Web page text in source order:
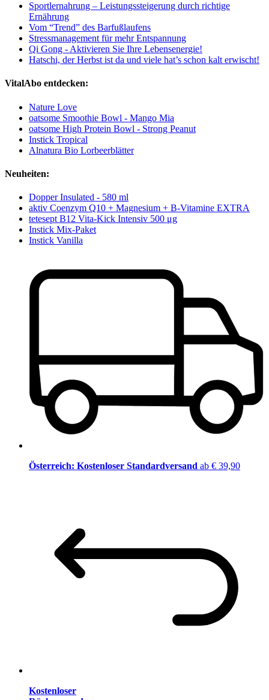
Sportlernahrung – Leistungssteigerung durch richtige
Ernährung
Vom “Trend” des Barfußlaufens
Stressmanagement für mehr Entspannung
Qi Gong - Aktivieren Sie Ihre Lebensenergie!
Hatschi, der Herbst ist da und viele hat’s schon kalt erwischt!
VitalAbo entdecken:
Nature Love
oatsome Smoothie Bowl - Mango Mia
oatsome High Protein Bowl - Strong Peanut
Instick Tropical
Alnatura Bio Lorbeerblätter
Neuheiten:
Dopper Insulated - 580 ml
aktiv Coenzym Q10 + Magnesium + B-Vitamine EXTRA
tetesept B12 Vita-Kick Intensiv 500 μg
Instick Mix-Paket
Instick Vanilla
Österreich: Kostenloser Standardversand ab € 39,90
Kostenloser